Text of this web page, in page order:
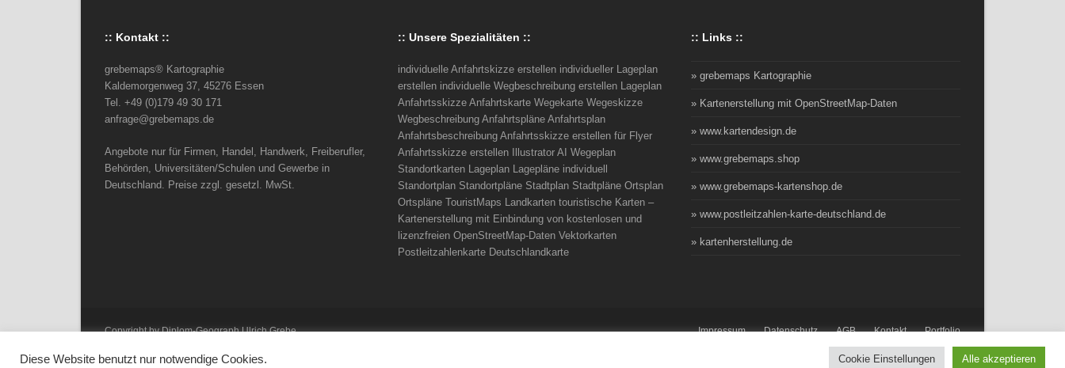
:: Kontakt ::
grebemaps® Kartographie
Kaldemorgenweg 37, 45276 Essen
Tel. +49 (0)179 49 30 171
anfrage@grebemaps.de
Angebote nur für Firmen, Handel, Handwerk, Freiberufler,
Behörden, Universitäten/Schulen und Gewerbe in
Deutschland. Preise zzgl. gesetzl. MwSt.
:: Unsere Spezialitäten ::
individuelle Anfahrtskizze erstellen individueller Lageplan
erstellen individuelle Wegbeschreibung erstellen Lageplan
Anfahrtsskizze Anfahrtskarte Wegekarte Wegeskizze
Wegbeschreibung Anfahrtspläne Anfahrtsplan
Anfahrtsbeschreibung Anfahrtsskizze erstellen für Flyer
Anfahrtsskizze erstellen Illustrator AI Wegeplan
Standortkarten Lageplan Lagepläne individuell
Standortplan Standortpläne Stadtplan Stadtpläne Ortsplan
Ortspläne TouristMaps Landkarten touristische Karten –
Kartenerstellung mit Einbindung von kostenlosen und
lizenzfreien OpenStreetMap-Daten Vektorkarten
Postleitzahlenkarte Deutschlandkarte
:: Links ::
» grebemaps Kartographie
» Kartenerstellung mit OpenStreetMap-Daten
» www.kartendesign.de
» www.grebemaps.shop
» www.grebemaps-kartenshop.de
» www.postleitzahlen-karte-deutschland.de
» kartenherstellung.de
Copyright by Diplom-Geograph Ulrich Grebe Impressum Datenschutz AGB Kontakt Portfolio
Diese Website benutzt nur notwendige Cookies. Cookie Einstellungen Alle akzeptieren